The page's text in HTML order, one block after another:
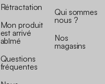
Rétractation
Mon produit
est arrivé
abîmé
Questions
fréquentes
Qui sommes
nous ?
Nos
magasins